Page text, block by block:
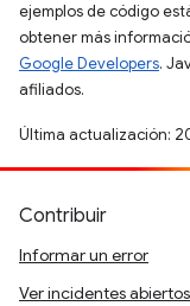
ejemplos de código
obtener más
Google Developers.
afiliados.
Última actualización:
Contribuir
Informar un error
Ver incidentes abiertos